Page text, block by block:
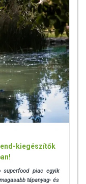
kiegészítők
superfood piac egyik
tápanyag- és